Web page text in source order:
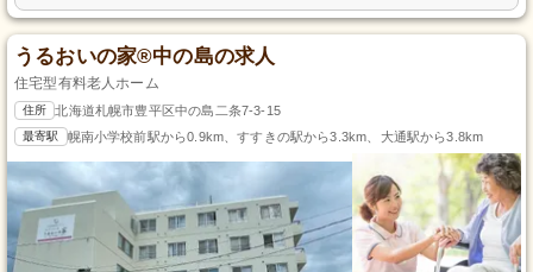
うるおいの家®中の島の求人
住宅型有料老人ホーム
住所 北海道札幌市豊平区中の島二条7-3-15
最寄駅 幌南小学校前駅から0.9km、すすきの駅から3.3km、大通駅から3.8km